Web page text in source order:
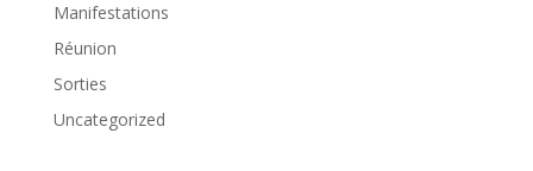
Manifestations
Réunion
Sorties
Uncategorized